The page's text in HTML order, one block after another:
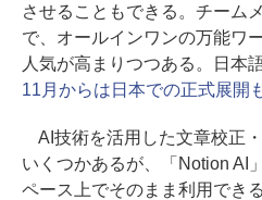
させることもできる。チーム
で、オールインワンの万能ワ
人気が高まりつつある。日本
11月からは日本での正式展開
AI技術を活用した文章校正
いくつかあるが、「Notion AI
ペース上でそのまま利用でき